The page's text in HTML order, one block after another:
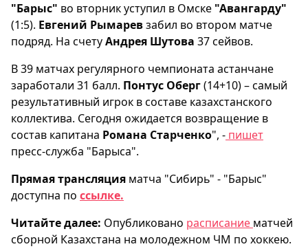
"Барыс" во вторник уступил в Омске "Авангарду"
(1:5). Евгений Рымаревзабил во втором матче
подряд. На счетуАндрея Шутова 37 сейвов.
В 39 матчах регулярного чемпионата астанчане
заработали 31 балл. Понтус Оберг(14+10) – самый
результативный игрок в составе казахстанского
коллектива. Сегодня ожидается возвращение в
состав капитана Романа Старченко", - пишет
пресс-служба "Барыса".
Прямая трансляция матча "Сибирь" - "Барыс"
доступна по ссылке.
Читайте далее: Опубликовано расписание матчей
сборной Казахстана на молодежном ЧМ по хоккею.